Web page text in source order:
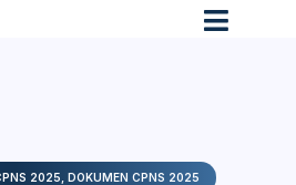
2025 DOKUMEN CPNS 2025